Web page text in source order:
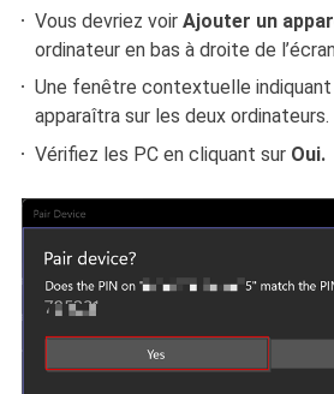
Vous devriez voirAjouter un
ordinateur en bas à droite de
Une fenêtre contextuelle
apparaîtra sur les deux ordinateurs.
Vérifiez les PC en cliquant sur Oui.